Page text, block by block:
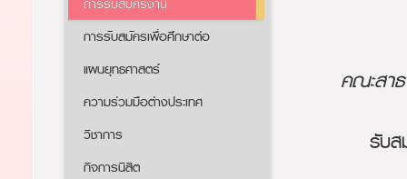
การรับสมัครเพื่อศึกษาต่อ​
แผนยุทธศาสตร์
ความร่วมมือต่างประเทศ
วิชาการ
กิจการนิสิต
คณะสา
รับสมั